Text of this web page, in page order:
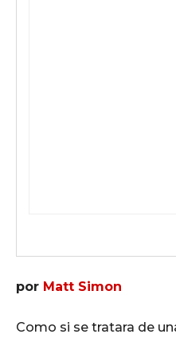
por Matt Simon
Como si se tratara de